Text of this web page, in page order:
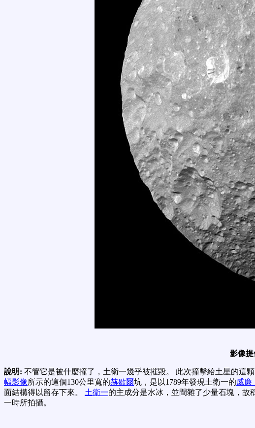
影像提
說明: 不管它是被什麼撞了，土衛一幾乎被摧毀。 此次撞擊給土星的這
幅影像所示的這個130公里寬的赫歇爾坑，是以1789年發現土衛一的威廉
面結構得以留存下來。 土衛一的主成分是水冰，並間雜了少量石塊，故
一時所拍攝。